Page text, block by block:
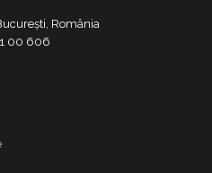
România
00 606